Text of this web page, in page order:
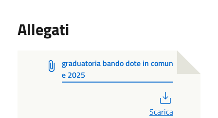
Allegati
graduatoria bando dote in comun
e 2025
Scarica